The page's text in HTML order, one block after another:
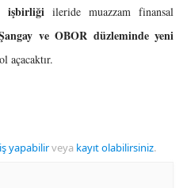
işbirliği ileride muazzam finansal
ve OBOR düzleminde yeni
açacaktır.
yapabilirveya kayıt olabilirsiniz.